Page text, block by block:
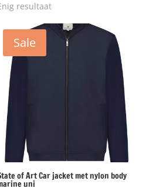
resultaat
Sale
of Art Car jacket met nylon body
uni